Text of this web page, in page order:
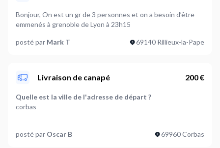
Bonjour, On est un gr de 3 personnes et on a besoin d’être
emmenés à grenoble de Lyon à 23h15
posté par Mark T 69140 Rillieux-la-Pape
Livraison de canapé 200 €
Quelle est la ville de l'adresse de départ ?
corbas
la courneuve
posté par Oscar B 69960 Corbas